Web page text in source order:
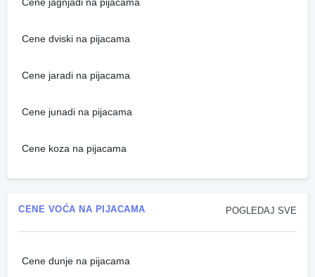
Cene dviski na pijacama
Cene jaradi na pijacama
Cene junadi na pijacama
Cene koza na pijacama
POGLEDAJ SVE
CENE VOĆA NA PIJACAMA
Cene dunje na pijacama